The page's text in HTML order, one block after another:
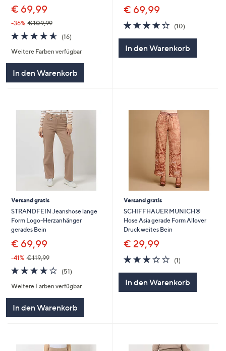
€ 69,99
-36% € 109,99
4.6
von
5
(16)16
Weitere Farben verfügbar
In den Warenkorb
€ 69,99
4.3
von
(10)10
In den Warenkorb
Versand gratis
STRANDFEIN Jeanshose lange
Form Logo-Herzanhänger
gerades Bein
€ 69,99
-41% € 119,99
4.1
von
5
(51)
Weitere Farben verfügbar
In den Warenkorb
Versand gratis
SCHIFFHAUER MUNICH®
Hose Asia gerade Form Allover
Druck weites Bein
€ 29,99
3.0
von
(1)1
In den Warenkorb